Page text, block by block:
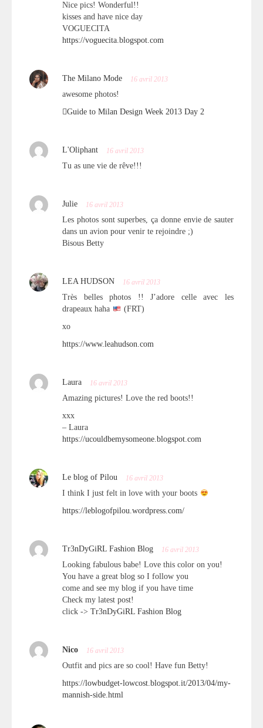
Nice pics! Wonderful!!
kisses and have nice day
VOGUECITA
https://voguecita.blogspot.com
The Milano Mode 16 avril 2013
awesome photos!
Guide to Milan Design Week 2013 Day 2
L'Oliphant 16 avril 2013
Tu as une vie de rêve!!!
Julie 16 avril 2013
Les photos sont superbes, ça donne envie de sauter
dans un avion pour venir te rejoindre ;)
Bisous Betty
LEA HUDSON 16 avril 2013
Très belles photos !! J’adore celle avec les
drapeaux haha
(FRT)
xo
https://www.leahudson.com
Laura 16 avril 2013
Amazing pictures! Love the red boots!!
xxx
– Laura
https://ucouldbemysomeone.blogspot.com
Le blog of Pilou 16 avril 2013
I think I just felt in love with your boots
https://leblogofpilou.wordpress.com/
Tr3nDyGiRL Fashion Blog 16 avril 2013
Looking fabulous babe! Love this color on you!
You have a great blog so I follow you
come and see my blog if you have time
Check my latest post!
click -> Tr3nDyGiRL Fashion Blog
Nico 16 avril 2013
Outfit and pics are so cool! Have fun Betty!
https://lowbudget-lowcost.blogspot.it/2013/04/my-
mannish-side.html